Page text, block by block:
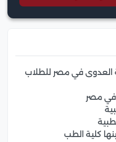
العدوى في مصر للطلاب
مصر
كلية الطب